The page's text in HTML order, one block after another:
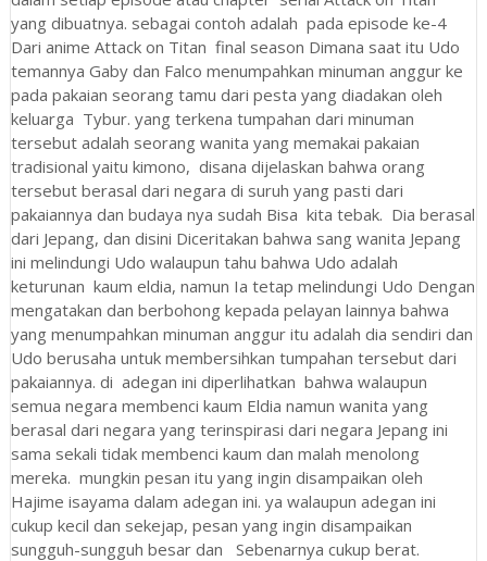
yang dibuatnya. sebagai contoh adalah pada episode ke-4
Dari anime Attack on Titan final season Dimana saat itu Udo
temannya Gaby dan Falco menumpahkan minuman anggur ke
pada pakaian seorang tamu dari pesta yang diadakan oleh
keluarga Tybur. yang terkena tumpahan dari minuman
tersebut adalah seorang wanita yang memakai pakaian
tradisional yaitu kimono, disana dijelaskan bahwa orang
tersebut berasal dari negara di suruh yang pasti dari
pakaiannya dan budaya nya sudah Bisa kita tebak. Dia berasal
dari Jepang, dan disini Diceritakan bahwa sang wanita Jepang
ini melindungi Udo walaupun tahu bahwa Udo adalah
keturunan kaum eldia, namun Ia tetap melindungi Udo Dengan
mengatakan dan berbohong kepada pelayan lainnya bahwa
yang menumpahkan minuman anggur itu adalah dia sendiri dan
Udo berusaha untuk membersihkan tumpahan tersebut dari
pakaiannya. di adegan ini diperlihatkan bahwa walaupun
semua negara membenci kaum Eldia namun wanita yang
berasal dari negara yang terinspirasi dari negara Jepang ini
sama sekali tidak membenci kaum dan malah menolong
mereka. mungkin pesan itu yang ingin disampaikan oleh
Hajime isayama dalam adegan ini. ya walaupun adegan ini
cukup kecil dan sekejap, pesan yang ingin disampaikan
sungguh-sungguh besar dan Sebenarnya cukup berat.